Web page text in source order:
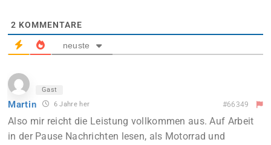
2 KOMMENTARE
neuste
Gast
Martin 6 Jahre her #66349
Also mir reicht die Leistung vollkommen aus. Auf Arbeit
in der Pause Nachrichten lesen, als Motorrad und